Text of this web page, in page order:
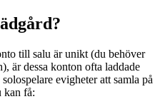
till salu är unikt (du behöver
är dessa konton ofta laddade
evigheter att samla på
kan få: